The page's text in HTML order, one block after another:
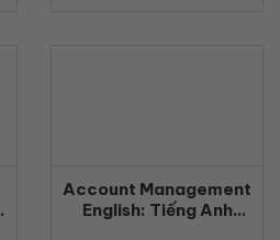
Account Management
English: Tiếng Anh